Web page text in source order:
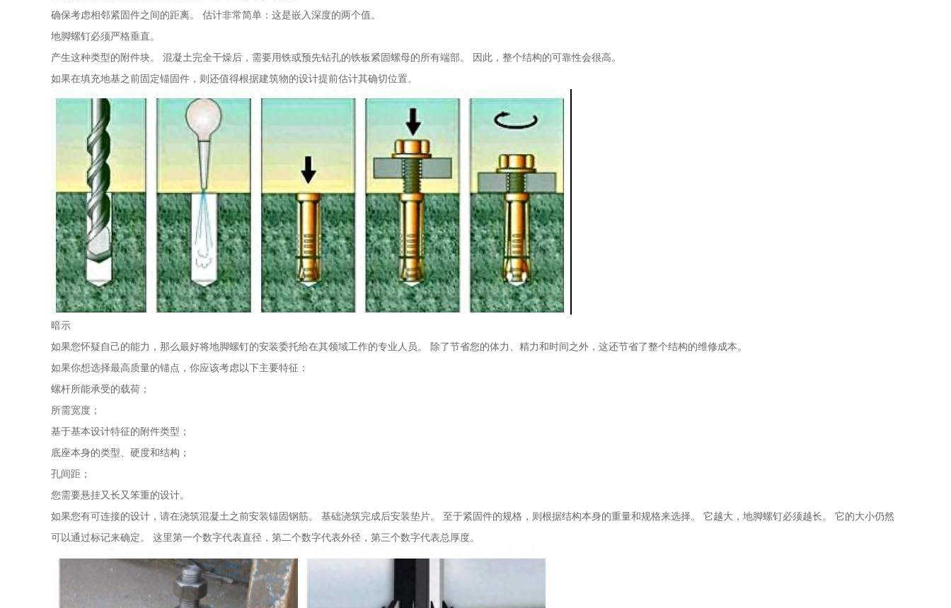
确保考虑相邻紧固件之间的距离。 估计非常简单：这是嵌入深度的两个值。
地脚螺钉必须严格垂直。
产生这种类型的附件块。 混凝土完全干燥后，需要用铁或预先钻孔的铁板紧固螺母的所有端部。 因此，整个结构的可靠性会很高。
如果在填充地基之前固定锚固件，则还值得根据建筑物的设计提前估计其确切位置。
暗示
如果您怀疑自己的能力，那么最好将地脚螺钉的安装委托给在其领域工作的专业人员。 除了节省您的体力、精力和时间之外，这还节省了整个结构的维修成本。
如果你想选择最高质量的锚点，你应该考虑以下主要特征：
螺杆所能承受的载荷；
所需宽度；
基于基本设计特征的附件类型；
底座本身的类型、硬度和结构；
孔间距；
您需要悬挂又长又笨重的设计。
如果您有可连接的设计，请在浇筑混凝土之前安装锚固钢筋。 基础浇筑完成后安装垫片。 至于紧固件的规格，则根据结构本身的重量和规格来选择。 它越大，地脚螺钉必须越长。 它的大小仍然
可以通过标记来确定。 这里第一个数字代表直径，第二个数字代表外径，第三个数字代表总厚度。